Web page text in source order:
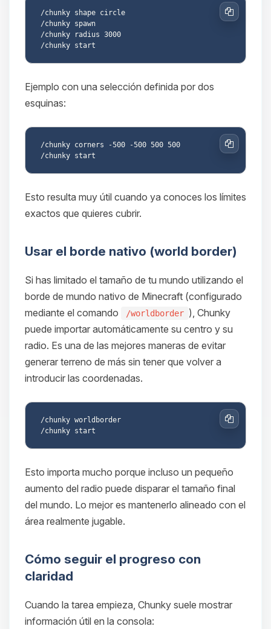
/chunky shape circle
/chunky spawn
/chunky radius 3000
Copiar
Ejemplo con una selección definida por dos
esquinas:
/chunky corners -500 -500 500 500
Copiar
Esto resulta muy útil cuando ya conoces los límites
exactos que quieres cubrir.
Usar el borde nativo (world border)
Si has limitado el tamaño de tu mundo utilizando el
borde de mundo nativo de Minecraft (configurado
mediante el comando
/worldborder ), Chunky
puede importar automáticamente su centro y su
radio. Es una de las mejores maneras de evitar
generar terreno de más sin tener que volver a
introducir las coordenadas.
/chunky worldborder
Copiar
Esto importa mucho porque incluso un pequeño
aumento del radio puede disparar el tamaño final
del mundo. Lo mejor es mantenerlo alineado con el
área realmente jugable.
Cómo seguir el progreso con
claridad
Cuando la tarea empieza, Chunky suele mostrar
información útil en la consola: